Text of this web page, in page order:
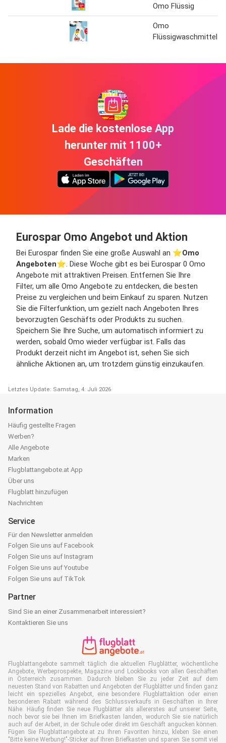
Omo Flüssig
Omo
Flüssigwaschmittel
Lade die kostenlose App
herunter mit 1100+
Geschäften
Eurospar Omo Angebot und Aktion
Bei Eurospar finden Sie eine große Auswahl an ⭐️Omo
Angeboten⭐️. Diese Woche gibt es bei Eurospar 0 Omo
Angebote mit attraktiven Preisen. Entfernen Sie Ihre
Filter, um alle Omo Angebote zu entdecken, die besten
Preise zu vergleichen und beim Einkauf zu sparen. Nutzen
Sie die Filterfunktion, um gezielt nach Angeboten Ihres
bevorzugten Geschäfts oder Produkts zu suchen.
Speichern Sie Ihre Suche, um automatisch informiert zu
werden, sobald Omo wieder verfügbar ist. Falls das
Produkt derzeit nicht im Angebot ist, sehen Sie sich
ähnliche Aktionen an, um trotzdem günstig einzukaufen.
Letztes Update: Samstag, 4. Juli 2026
Information
Häufig gestellte Fragen
Werben?
Alle Angebote
Marken
Flugblattangebote.at App
Über uns
Flugblatt hinzufügen
Nachrichten
Service
Für den Newsletter anmelden
Folgen Sie uns auf Facebook
Folgen Sie uns auf Instagram
Folgen Sie uns auf Youtube
Folgen Sie uns auf TikTok
Partner
Sind Sie an einer Zusammenarbeit interessiert?
Kontaktieren Sie uns
Flugblattangebote sammelt täglich die aktuellen Flugblätter, wöchentliche
Angebote, Werbeprospekte, Magazine und Lookbooks von allen Geschäften
in Österreich zusammen. Dadurch bleiben Sie zu jeder Zeit auf dem
neuesten Stand von Rabatten und Angeboten der Flugblätter und finden ganz
leicht ein spezielles Angebot, eine besondere Flugblattaktion oder einen
besonderen Rabatt während des Schlussverkaufs in Geschäften in Ihrer
Nähe. Häufig finden Sie neue Flugblätter als allererstes auf unserer Seite,
noch bevor sie bei Ihnen im Briefkasten landen, wodurch Sie sie natürlich
auch auf der Arbeit, in der Schule oder direkt im Geschäft angucken können.
Fügen Sie Flugblattangebote.at zu Ihren Favoriten hinzu, kleben Sie einen
"Bitte keine Werbung!"-Sticker auf Ihren Briefkasten und sparen Sie somit viel